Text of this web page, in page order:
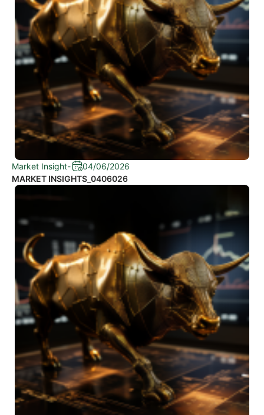
Market Insight-
04/06/2026
MARKET INSIGHTS_0406026